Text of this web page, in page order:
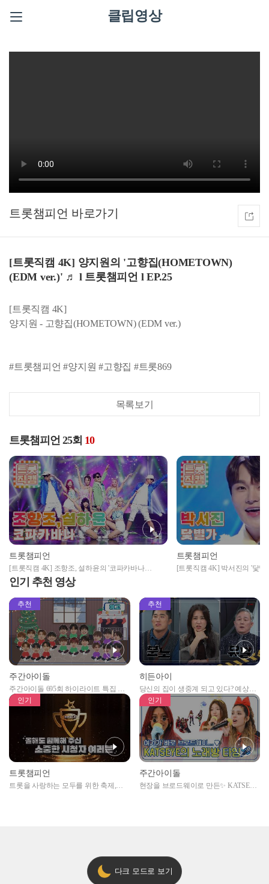
클립영상
트롯챔피언
[트롯직캠 4K] 양지원의 '고향집(HOMETOWN)
(EDM ver.)' ♬ l 트롯챔피언 l EP.25
[트롯직캠 4K]
양지원 - 고향집(HOMETOWN) (EDM ver.)
#트롯챔피언 #양지원 #고향집 #트롯869
목록보기
트롯챔피언 25회 10
트롯챔피언
[트롯직캠 4K] 조항조, 설하윤의 '코파카바나
(Copacabana)' ♬ l 트롯챔피언 l EP.25
트롯챔피언
[트롯직캠 4K] 박서진의 '닻
인기 추천 영상
추천
주간아이돌
주간아이돌 695회 하이라이트 특집 남
자아이돌편 예고
추천
히든아이
당신의 집이 생중계 되고 있다? 예상치
못한 곳에서 일어나는 불법촬영 범죄!
인기
트롯챔피언
트롯을 사랑하는 모두를 위한 축제,
인기
주간아이돌
현장을 브로드웨이로 만든✨ KATSEYE
다크 모드로 보기